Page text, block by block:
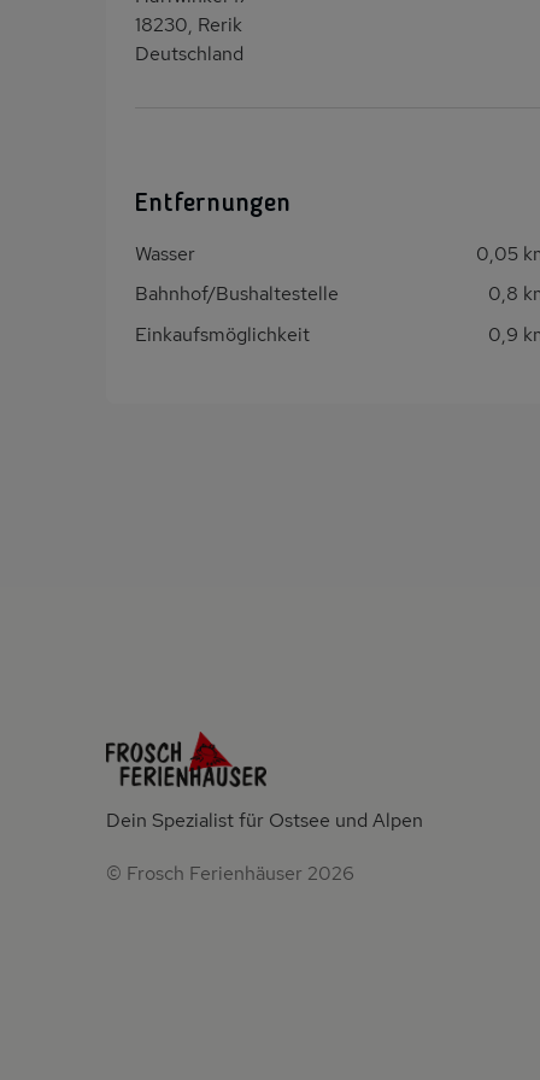
18230, Rerik
Deutschland
Entfernungen
Wasser 0,05
Bahnhof/Bushaltestelle
0,8
Einkaufsmöglichkeit
0,9
Dein Spezialist für Ostsee und Alpen
© Frosch Ferienhäuser 2026